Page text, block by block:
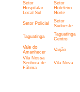
Setor
Hospitalar
Local Sul
Setor
Hoteleiro
Norte
Setor Policial
Setor
Sudoeste
Taguatinga
Taguatinga
Centro
Vale do
Amanhecer
Varjão
Vila Nossa
Senhora de
Fátima
Vila Nova